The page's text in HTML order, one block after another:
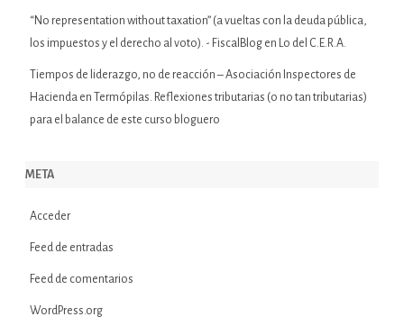
“No representation without taxation” (a vueltas con la deuda pública,
los impuestos y el derecho al voto). - FiscalBlog en Lo del C.E.R.A.
Tiempos de liderazgo, no de reacción – Asociación Inspectores de
Hacienda en
Termópilas. Reflexiones tributarias (o no tan tributarias)
para el balance de este curso bloguero
META
Acceder
Feed de entradas
Feed de comentarios
WordPress.org